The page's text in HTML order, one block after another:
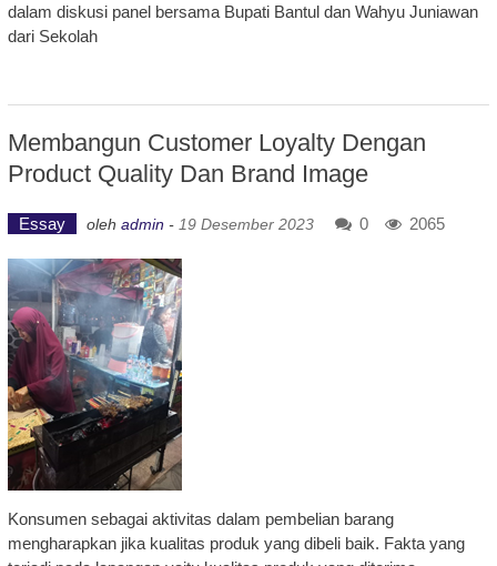
dalam diskusi panel bersama Bupati Bantul dan Wahyu Juniawan
dari Sekolah
Membangun Customer Loyalty Dengan
Product Quality Dan Brand Image
Essay oleh admin - 19 Desember 2023 0 2065
Konsumen sebagai aktivitas dalam pembelian barang
mengharapkan jika kualitas produk yang dibeli baik. Fakta yang